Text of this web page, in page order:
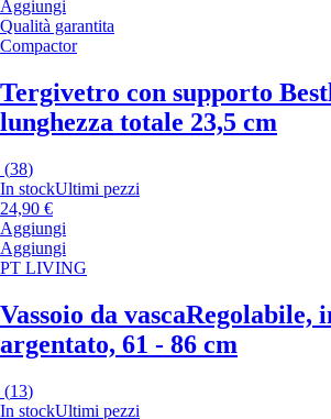
Aggiungi
Qualità garantita
Compactor
Tergivetro con supporto
lunghezza totale 23,5 cm
(38)
In stockUltimi pezzi
24,90 €
Aggiungi
Aggiungi
PT LIVING
Vassoio da vascaRegolabile,
argentato, 61 - 86 cm
(13)
In stockUltimi pezzi